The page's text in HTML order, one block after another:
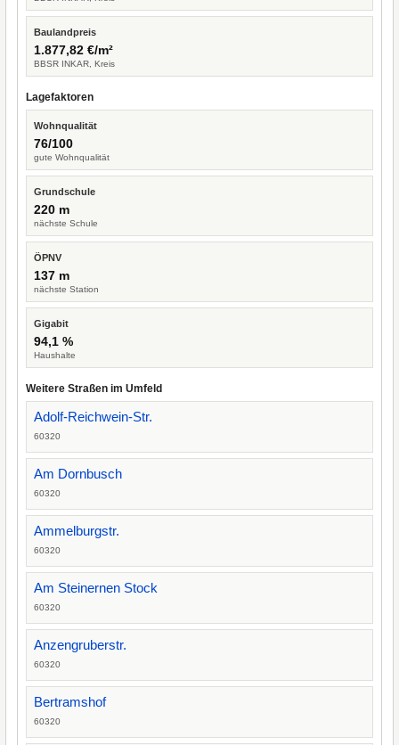
Baulandpreis
1.877,82 €/m²
BBSR INKAR, Kreis
Lagefaktoren
Wohnqualität
76/100
gute Wohnqualität
Grundschule
220 m
nächste Schule
ÖPNV
137 m
nächste Station
Gigabit
94,1 %
Haushalte
Weitere Straßen im Umfeld
Adolf-Reichwein-Str.
60320
Am Dornbusch
60320
Ammelburgstr.
60320
Am Steinernen Stock
60320
Anzengruberstr.
60320
Bertramshof
60320